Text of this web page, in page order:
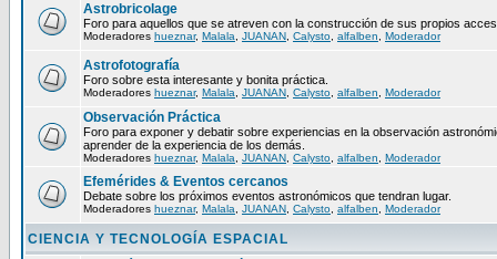
Astrobricolage
Foro para aquellos que se atreven con la construcción de sus propios
Moderadores hueznar, Malala JUANAN Calysto alfalben Moderador
Astrofotografía
Foro sobre esta interesante y bonita práctica.
Moderadores hueznar, Malala JUANAN Calysto alfalben Moderador
Observación Práctica
Foro para exponer y debatir sobre experiencias en la observación
aprender de la experiencia de los demás.
Moderadores hueznar, Malala JUANAN Calysto alfalben Moderador
Efemérides & Eventos cercanos
Debate sobre los próximos eventos astronómicos que tendran lugar.
Moderadores hueznar, Malala JUANAN Calysto alfalben Moderador
CIENCIA Y TECNOLOGÍA ESPACIAL